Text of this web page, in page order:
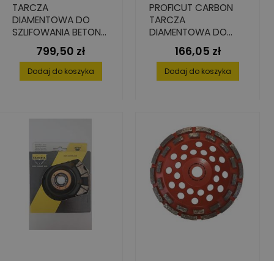
TARCZA
DIAMENTOWA DO
SZLIFOWANIA BETONU
250 MMCena
799,50 zł
Dodaj do koszyka
PROFICUT CARBON
TARCZA
DIAMENTOWA DO
SZLIFOWANIA BETONU
PREMIUM 125X22,2 7
SEG.
Cena
166,05 zł
Dodaj do koszyka